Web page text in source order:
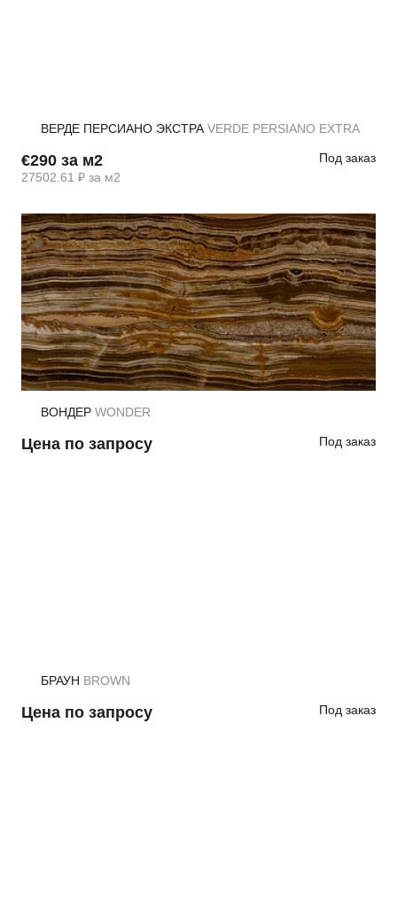
ВЕРДЕ ПЕРСИАНО ЭКСТРА VERDE PERSIANO EXTRA
€290 за м2
27502.61 ₽ за м2
Под заказ
ВОНДЕР WONDER
Цена по запросу Под заказ
БРАУН BROWN
Цена по запросу Под заказ